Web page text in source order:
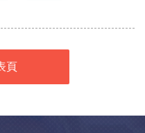
頁